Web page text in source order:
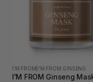
I'M FROM I'M FROM GINSENG
I'M FROM Ginseng